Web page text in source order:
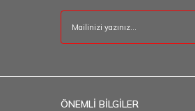
ÖNEMLİ BİLGİLER